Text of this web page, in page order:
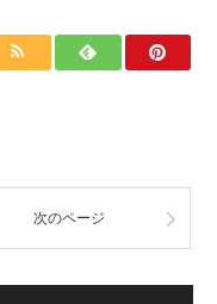
次のページ